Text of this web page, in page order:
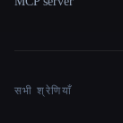
सभी श्रेणियाँ